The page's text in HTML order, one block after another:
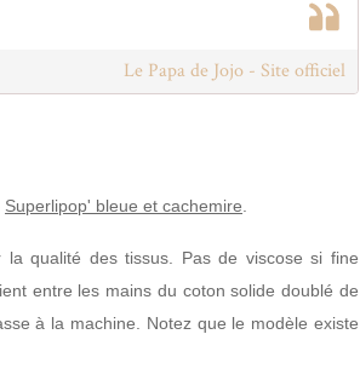
Le Papa de Jojo - Site officiel
Superlipop' bleue et cachemire
qualité des tissus. Pas de viscose si fine
entre les mains du coton solide doublé de
à la machine. Notez que le modèle existe